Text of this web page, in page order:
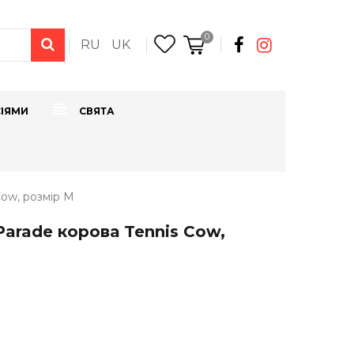
RU UK
0
СВЯТА
розмір M
корова Tennis Cow,